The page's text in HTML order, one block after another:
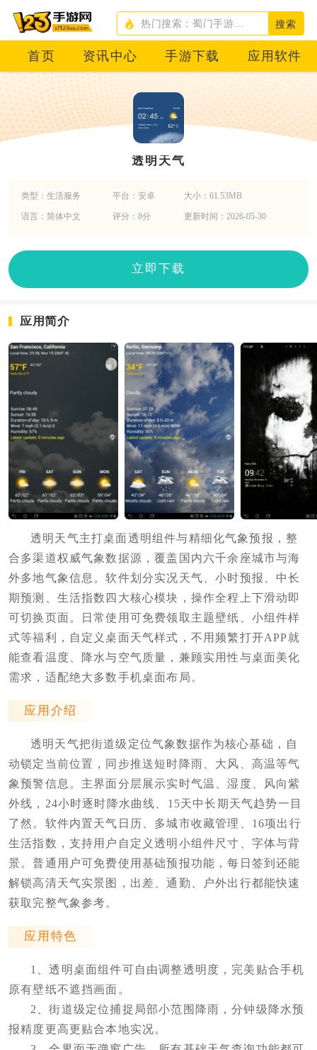
搜索
首页 资讯中心 手游下载 应用软件
透明天气
类型：生活服务 平台：安卓 大小：61.53MB
语言：简体中文 评分：8分 更新时间：2026-05-30
立即下载
应用简介
透明天气主打桌面透明组件与精细化气象预报，整
合多渠道权威气象数据源，覆盖国内六千余座城市与海
外多地气象信息。软件划分实况天气、小时预报、中长
期预测、生活指数四大核心模块，操作全程上下滑动即
可切换页面。日常使用可免费领取主题壁纸、小组件样
式等福利，自定义桌面天气样式，不用频繁打开APP就
能查看温度、降水与空气质量，兼顾实用性与桌面美化
需求，适配绝大多数手机桌面布局。
应用介绍
透明天气把街道级定位气象数据作为核心基础，自
动锁定当前位置，同步推送短时降雨、大风、高温等气
象预警信息。主界面分层展示实时气温、湿度、风向紫
外线，24小时逐时降水曲线、15天中长期天气趋势一目
了然。软件内置天气日历、多城市收藏管理、16项出行
生活指数，支持用户自定义透明小组件尺寸、字体与背
景。普通用户可免费使用基础预报功能，每日签到还能
解锁高清天气实景图，出差、通勤、户外出行都能快速
获取完整气象参考。
应用特色
1、透明桌面组件可自由调整透明度，完美贴合手机
原有壁纸不遮挡画面。
2、街道级定位捕捉局部小范围降雨，分钟级降水预
报精度更高更贴合本地实况。